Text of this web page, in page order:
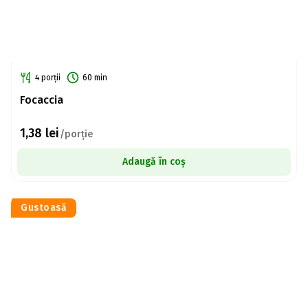
4 porții 60 min
Focaccia
1,38 lei/porție
Adaugă în coș
Gustoasă